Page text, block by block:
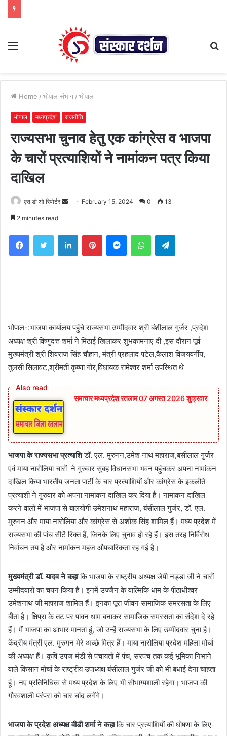
Menu
Home / भोपाल संभाग / भोपाल
भोपाल मध्यप्रदेश राजनीति
राज्यसभा चुनाव हेतु एक कांग्रेस व भाजपा
के चारों प्रत्याशियों ने नामांकन पत्र किया
दाखिल
एस डी ओ रिपोर्टर
Send February 15, 2024 0 13
2 minutes read
FacebookTwitter LinkedInPinterestMessengerWhatsAppTelegram
भोपाल-:भाजपा कार्यालय पहुंचे राज्यसभा उम्मीदवार श्री बंशीलाल गुर्जर ,प्रदेश
अध्यक्ष श्री विष्णुदत्त शर्मा ने मिठाई खिलाकर शुभकामनाएं दी ,इस दौरान पूर्व
मुख्यमंत्री श्री शिवराज सिंह चौहान, मंत्री प्रहलाद पटेल,कैलाश विजयवर्गीय,
तुलसी सिलावट,श्रीमती कृष्णा गोर,विधायक रामेश्वर शर्मा उपस्थित थे
समाचार मध्यप्रदेश रतलाम 07 अगस्त 2026 शुक्रवार
भाजपा के राज्यसभा प्रत्याशिडॉ. एल. मुरुगन,उमेश नाथ महाराज,बंसीलाल गुर्जर
एवं माया नारोलिया चारों ने गुरुवार सुबह विधानसभा भवन पहुंचकर अपना नामांकन
दाखिल किया भारतीय जनता पार्टी के चार प्रत्याशियों और कांग्रेस के इकलौते
प्रत्याशी ने गुरुवार को अपना नामांकन दाखिल कर दिया है। नामांकन दाखिल
करने वालों में भाजपा से बालयोगी उमेशनाथ महाराज, बंसीलाल गुर्जर, डॉ. एल.
मुरुगन और माया नारोलिया और कांग्रेस से अशोक सिंह शामिल हैं। मध्य प्रदेश में
राज्यसभा की पांच सीटें रिक्त हैं, जिनके लिए चुनाव हो रहे हैं। इस तरह निर्विरोध
निर्वाचन तय है और नामांकन महज औपचारिकता रह गई है।
मुख्यमंत्री डॉ. यादव ने कहाकि भाजपा के राष्ट्रीय अध्यक्ष जेपी नड्डा जी ने चारों
उम्मीदवारों का चयन किया है। इनमें उज्जैन के वाल्मिकि धाम के पीठाधीश्वर
उमेशनाथ जी महाराज शामिल हैं। इनका पूरा जीवन सामाजिक समरसता के लिए
बीता है। क्षिप्रा के तट पर पावन धाम बनाकर सामाजिक समरसता का संदेश दे रहे
हैं। मैं भाजपा का आभार मानता हूं, जो उन्हें राज्यसभा के लिए उम्मीदवार चुना है।
केंद्रीय मंत्री एल. मुरुगन मेरे अच्छे मित्र हैं। माया नारोलिया प्रदेश महिला मोर्चा
की अध्यक्ष हैं। कृषि उपज मंडी से पंचायतों में पंच, सरपंच तक कई भूमिका निभाने
वाले किसान मोर्चा के राष्ट्रीय उपाध्यक्ष बंसीलाल गुर्जर जी को भी बधाई देना चाहता
हूं। नए प्रतिनिधित्व से मध्य प्रदेश के लिए भी सौभाग्यशाली रहेगा। भाजपा की
गौरवशाली परंपरा को चार चांद लगेंगे।
भाजपा के प्रदेश अध्यक्ष वीडी शर्मा ने कहाकि चार प्रत्याशियों की घोषणा के लिए